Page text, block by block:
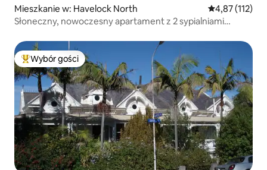
Mieszkanie w: Havelock North Średnia
4,87 (112)
Słoneczny, nowoczesny apartament z 2 sypialniami
Najpopularniejsze z kategorii Wybór gości
Wybór gości